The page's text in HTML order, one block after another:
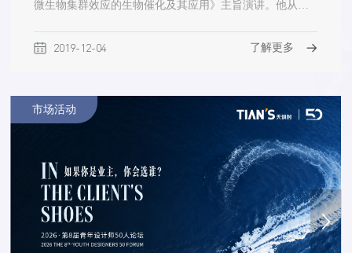
微生物集群效应的生物催化及其应用》主旨演讲。他从技
应用以及成功的工程案例。他表示，高效生物催化过程是
成的一体化反应器，具有环境治理优势，这种技术有望发
2019-12-04 了解更多
市场活动